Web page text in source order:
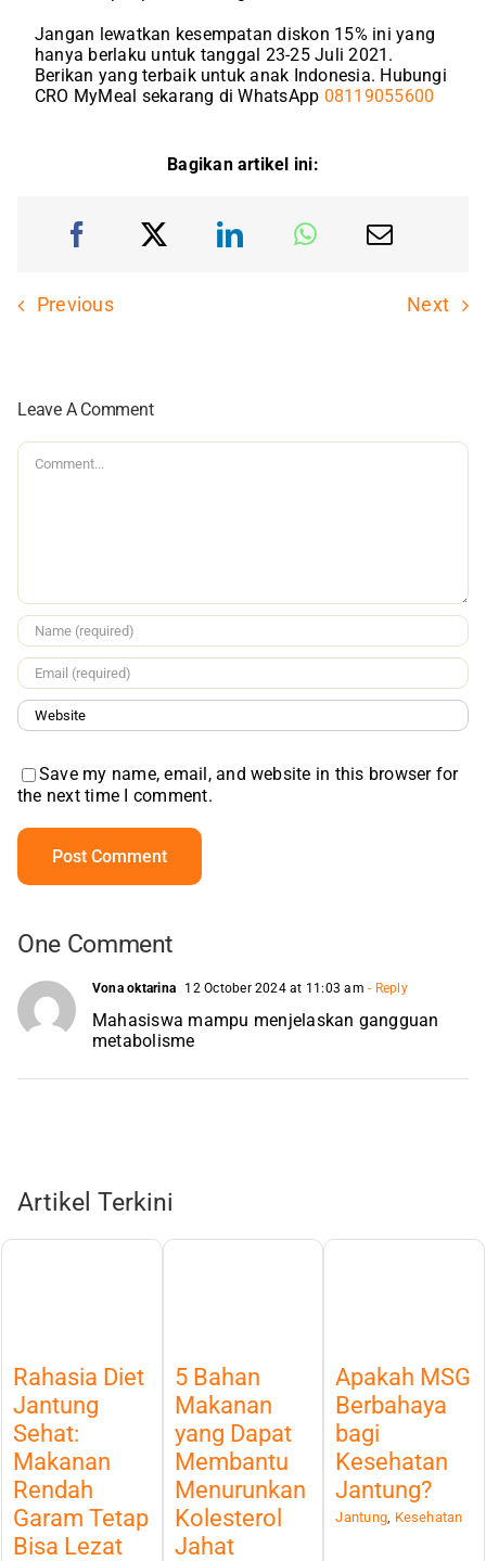
Jangan lewatkan kesempatan diskon 15% ini yang
hanya berlaku untuk tanggal 23-25 Juli 2021.
Berikan yang terbaik untuk anak Indonesia. Hubungi
CRO MyMeal sekarang di WhatsApp 08119055600
Bagikan artikel ini:
Previous Next
One Comment
Vona oktarina 12 October 2024 at 11:03 am - Reply
Mahasiswa mampu menjelaskan gangguan
metabolisme
Leave A Comment
Comment
Save my name, email, and website in this browser for
the next time I comment.
Artikel Terkini
Rahasia Diet
Jantung
Sehat:
Makanan
Rendah
Garam Tetap
Bisa Lezat
5 Bahan
Makanan
yang Dapat
Membantu
Menurunkan
Kolesterol
Jahat
Apakah MSG
Berbahaya
bagi
Kesehatan
Jantung?
Jantung, Kesehatan